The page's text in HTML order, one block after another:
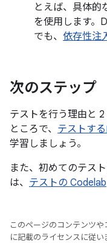
とえば、具体的
を使用します。
でも、 依存性注
次のステップ
テストを行う理由と
ところで、 テストす
学習しましょう。
また、初めてのテス
は、 テストの Codelab
このページのコンテンツや
に記載のライセンスに従